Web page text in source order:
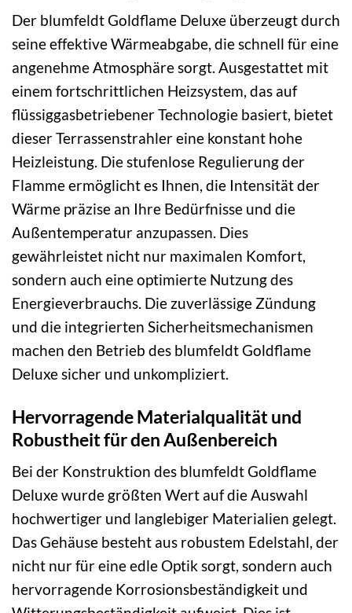
Der blumfeldt Goldflame Deluxe überzeugt durch
seine effektive Wärmeabgabe, die schnell für eine
angenehme Atmosphäre sorgt. Ausgestattet mit
einem fortschrittlichen Heizsystem, das auf
flüssiggasbetriebener Technologie basiert, bietet
dieser Terrassenstrahler eine konstant hohe
Heizleistung. Die stufenlose Regulierung der
Flamme ermöglicht es Ihnen, die Intensität der
Wärme präzise an Ihre Bedürfnisse und die
Außentemperatur anzupassen. Dies
gewährleistet nicht nur maximalen Komfort,
sondern auch eine optimierte Nutzung des
Energieverbrauchs. Die zuverlässige Zündung
und die integrierten Sicherheitsmechanismen
machen den Betrieb des blumfeldt Goldflame
Deluxe sicher und unkompliziert.
Hervorragende Materialqualität und
Robustheit für den Außenbereich
Bei der Konstruktion des blumfeldt Goldflame
Deluxe wurde größten Wert auf die Auswahl
hochwertiger und langlebiger Materialien gelegt.
Das Gehäuse besteht aus robustem Edelstahl, der
nicht nur für eine edle Optik sorgt, sondern auch
hervorragende Korrosionsbeständigkeit und